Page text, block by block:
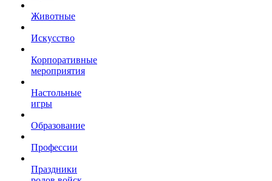
Животные
Искусство
Корпоративные
мероприятия
Настольные
игры
Образование
Профессии
Праздники